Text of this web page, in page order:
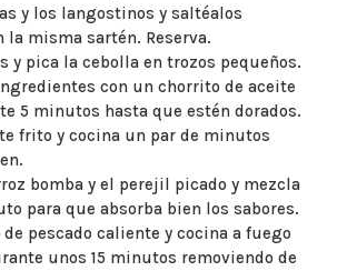
y los langostinos y saltéalos
la misma sartén. Reserva.
y pica la cebolla en trozos pequeños.
con un chorrito de aceite
5 minutos hasta que estén dorados.
frito y cocina un par de minutos
bomba y el perejil picado y mezcla
para que absorba bien los sabores.
pescado caliente y cocina a fuego
unos 15 minutos removiendo de